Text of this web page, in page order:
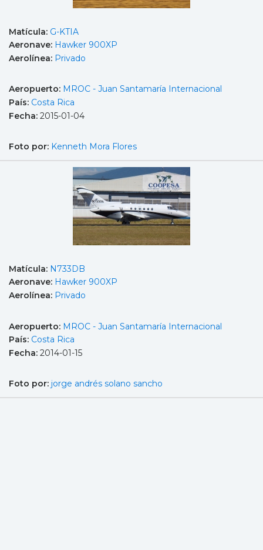
Matícula: G-KTIA
Aeronave: Hawker 900XP
Aerolínea: Privado
Aeropuerto: MROC - Juan Santamaría Internacional
País: Costa Rica
Fecha: 2015-01-04
Foto por: Kenneth Mora Flores
Matícula: N733DB
Aeronave: Hawker 900XP
Aerolínea: Privado
Aeropuerto: MROC - Juan Santamaría Internacional
País: Costa Rica
Fecha: 2014-01-15
Foto por: jorge andrés solano sancho